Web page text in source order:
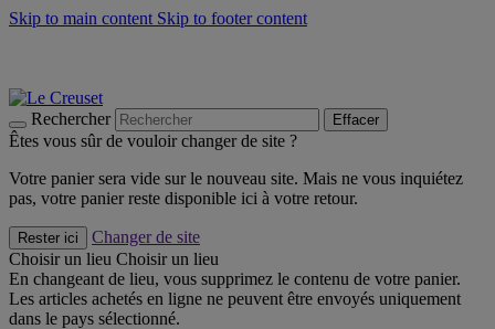
Skip to main content Skip to footer content
Rechercher Effacer
Êtes vous sûr de vouloir changer de site ?
Votre panier sera vide sur le nouveau site. Mais ne vous inquiétez
pas, votre panier reste disponible ici à votre retour.
Rester ici
Changer de site
Choisir un lieu Choisir un lieu
En changeant de lieu, vous supprimez le contenu de votre panier.
Les articles achetés en ligne ne peuvent être envoyés uniquement
dans le pays sélectionné.